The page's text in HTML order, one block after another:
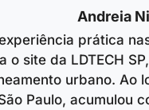
Andreia
prática
o site da LDTECH
urbano. Ao
Paulo, acumulou